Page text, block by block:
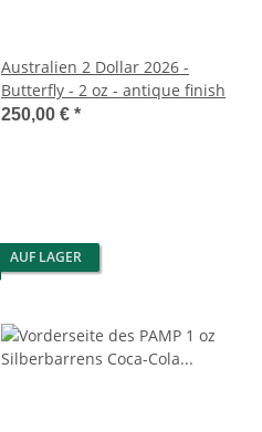
Australien 2 Dollar 2026 -
Butterfly - 2 oz - antique finish
250,00 € *
AUF LAGER